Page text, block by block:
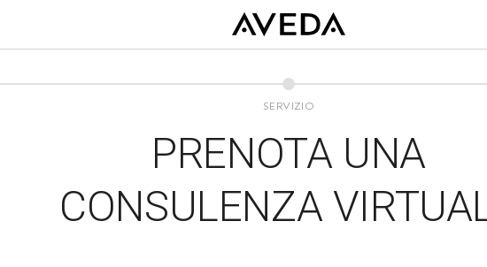
SERVIZIO
PRENOTA UNA
CONSULENZA